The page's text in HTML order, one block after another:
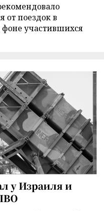
от поездок в
участившихся
у Израиля и